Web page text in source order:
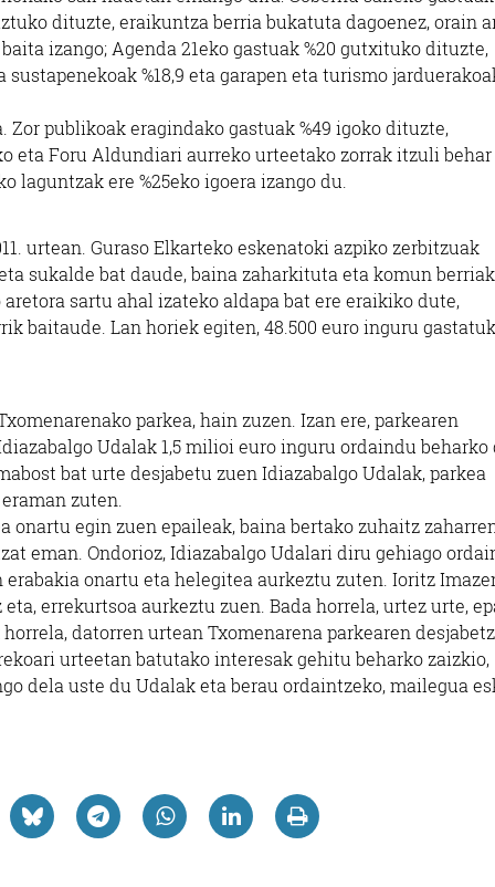
dituzte, eraikuntza berria bukatuta dagoenez, orain
izango; Agenda 21eko gastuak %20 gutxituko dituzte,
sustapenekoak %18,9 eta garapen eta turismo
publikoak eragindako gastuak %49 igoko dituzte,
eta Foru Aldundiari aurreko urteetako zorrak itzuli behar
ere %25eko igoera izango du.
urtean. Guraso Elkarteko eskenatoki azpiko zerbitzuak
sukalde bat daude, baina zaharkituta eta komun berriak
sartu ahal izateko aldapa bat ere eraikiko dute,
baitaude. Lan horiek egiten, 48.500 euro inguru
parkea, hain zuzen. Izan ere, parkearen
Udalak 1,5 milioi euro inguru ordaindu beharko
bat urte desjabetu zuen Idiazabalgo Udalak, parkea
zuten.
onartu egin zuen epaileak, baina bertako zuhaitz
eman. Ondorioz, Idiazabalgo Udalari diru gehiago
onartu eta helegitea aurkeztu zuten. Ioritz
errekurtsoa aurkeztu zuen. Bada horrela, urtez urte,
datorren urtean Txomenarena parkearen
urteetan batutako interesak gehitu beharko zaizkio,
dela uste du Udalak eta berau ordaintzeko, mailegua